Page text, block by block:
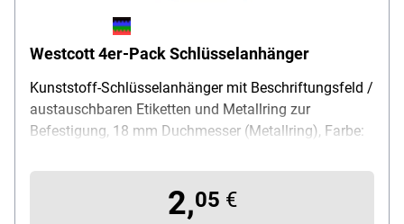
Westcott 4er-Pack Schlüsselanhänger
Kunststoff-Schlüsselanhänger mit Beschriftungsfeld /
austauschbaren Etiketten und Metallring zur
Befestigung, 18 mm Duchmesser (Metallring), Farbe:
22 / 3 mm, Inhalt pro Pack: 4 Stück
2,05 €